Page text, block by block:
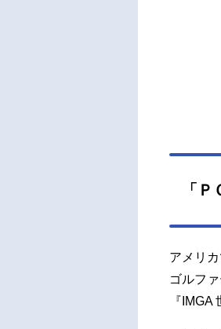
「
アメリ
ゴルフ
『IMGA